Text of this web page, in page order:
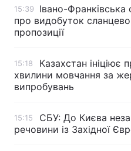
15:39
Івано-
про видобуток
пропозиції
15:18
Казахстан ініціює
хвилини мовчання за
випробувань
15:15
СБУ: До Києва
речовини із Західної